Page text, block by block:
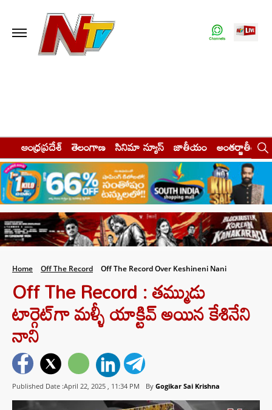
ఆంధ్రప్రదేశ్ తెలంగాణ సినిమా న్యూస్ జాతీయం అంతర్జాతీయం
Home Off The Record Off The Record Over Keshineni Nani
Off The Record : తమ్ముడు
టార్గెట్‌గా మళ్ళీ యాక్టివ్‌ అయిన కేశినేని
నాని
Published Date :April 22, 2025 , 11:34 PM By Gogikar Sai Krishna